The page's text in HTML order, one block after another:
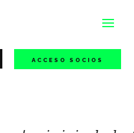
ACCESO SOCIOS